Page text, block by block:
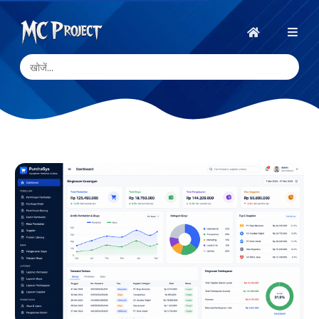
होम
Project
Official
Store
डिजिटल
स्टोर
और
फ्रीलांस
सेवाएँ